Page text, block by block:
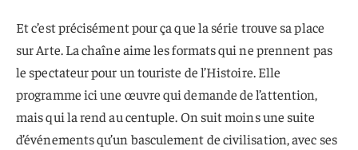
Et c’est précisément pour ça que la série trouve sa place
sur Arte. La chaîne aime les formats qui ne prennent pas
le spectateur pour un touriste de l’Histoire. Elle
programme ici une œuvre qui demande de l’attention,
mais qui la rend au centuple. On suit moins une suite
d’événements qu’un basculement de civilisation, avec ses